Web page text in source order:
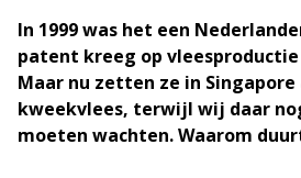
In 1999 was het een
patent kreeg op
Maar nu zetten ze in
kweekvlees, terwijl wij daar
moeten wachten. Waarom